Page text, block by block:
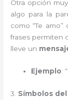
Otra opción
algo para la
como “Te amo”
frases permiten
lleve un
Ejemplo:
3. Símbolos